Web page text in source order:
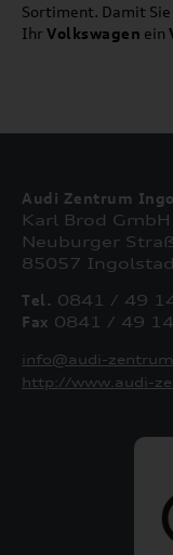
Sortiment. Damit
Ihr Volkswagen ein
Audi Zentrum
Karl Brod GmbH
Neuburger
85057
Tel. 0841 / 49
Fax 0841 / 49
info@audi-
http://www.audi-